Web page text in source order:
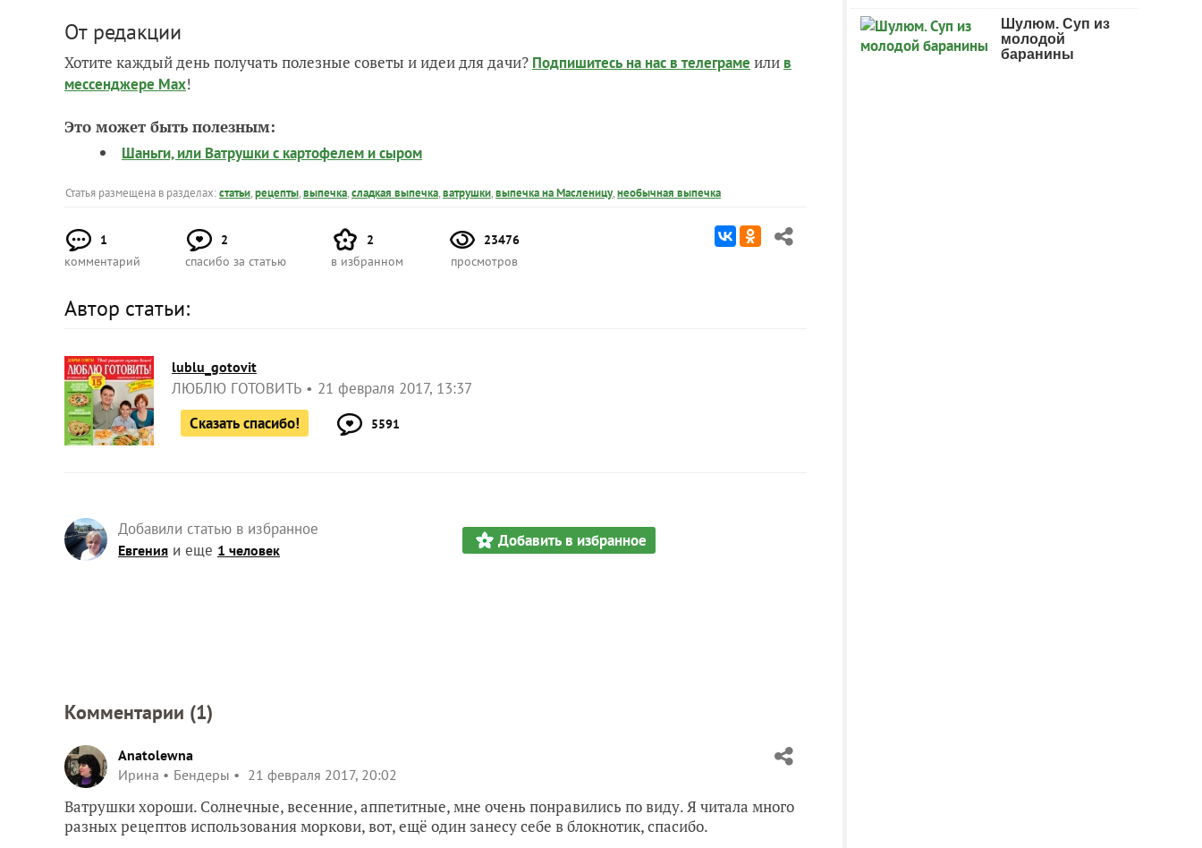
От редакции
Хотите каждый день получать полезные советы и идеи для дачи? Подпишитесь на нас в телеграме или в
мессенджере Max!
Это может быть полезным:
Шаньги, или Ватрушки с картофелем и сыром
Статья размещена в разделах:статьи,рецепты,выпечка,сладкая выпечка,ватрушки,выпечка на Масленицу,необычная выпечка
1
комментарий
2
спасибо за статью
2
в избранном
23476
просмотров
Автор статьи:
lublu_gotovit
ЛЮБЛЮ ГОТОВИТЬ
21 февраля 2017, 13:37
Сказать спасибо!
5591
Добавили статью в избранное
Евгения и еще 1 человек Добавить в избранное
Комментарии (1)
Anatolewna
Ирина
Бендеры 21 февраля 2017, 20:02
Ватрушки хороши. Солнечные, весенние, аппетитные, мне очень понравились по виду. Я читала много
разных рецептов использования моркови, вот, ещё один занесу себе в блокнотик, спасибо.
Шулюм. Суп из
молодой
баранины